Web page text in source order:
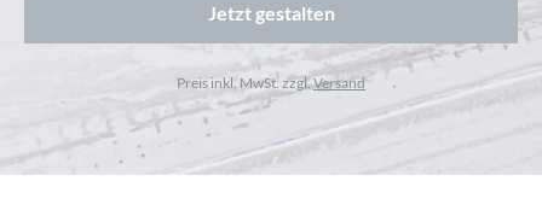
Jetzt gestalten
Preis inkl. MwSt. zzgl.Versand